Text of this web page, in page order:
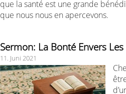
que la santé est une grande
que nous nous en apercevons.
Sermon: La Bonté Envers
11. Juni 2021